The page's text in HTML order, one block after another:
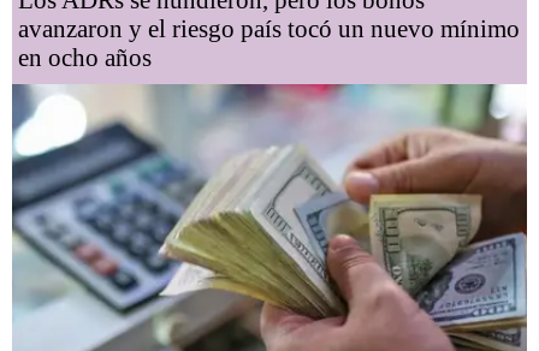
avanzaron y el riesgo país tocó un nuevo mínimo
en ocho años